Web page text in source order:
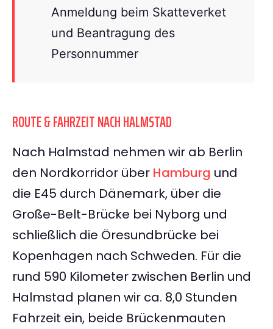
Anmeldung beim Skatteverket
und Beantragung des
Personnummer
ROUTE & FAHRZEIT NACH HALMSTAD
Nach Halmstad nehmen wir ab Berlin
den Nordkorridor über Hamburg und
die E45 durch Dänemark, über die
Große-Belt-Brücke bei Nyborg und
schließlich die Öresundbrücke bei
Kopenhagen nach Schweden. Für die
rund 590 Kilometer zwischen Berlin und
Halmstad planen wir ca. 8,0 Stunden
Fahrzeit ein, beide Brückenmauten